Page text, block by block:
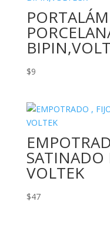
$9
SATINADO
VOLTEK
$47